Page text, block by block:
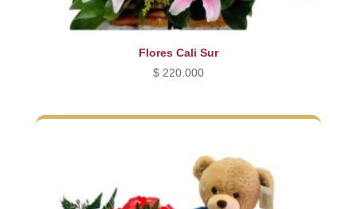
Flores Cali Sur
$220.000